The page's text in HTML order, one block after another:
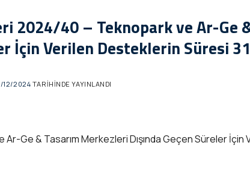
2024/40 – Teknopark ve Ar-Ge
İçin Verilen Desteklerin Süresi
12/2024 TARIHINDE YAYINLANDI
Ge & Tasarım Merkezleri Dışında Geçen Süreler